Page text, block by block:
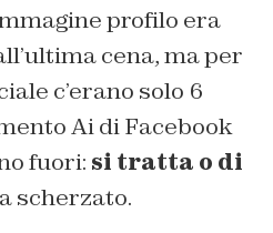
profilo era
cena, ma per
c’erano solo 6
Ai di Facebook
fuori: si tratta o di
scherzato.